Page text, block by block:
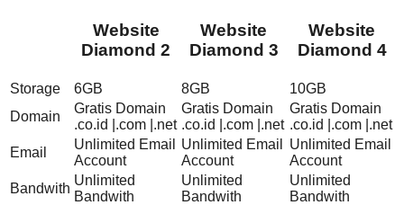
Website
Diamond 2
Website
Diamond 3
Website
Diamond 4
Storage 6GB 8GB
10GB
Domain
Gratis Domain
.co.id |.com |.net
Gratis Domain
.co.id |.com |.net
Gratis Domain
.co.id |.com |.net
Email
Unlimited Email
Account
Unlimited Email
Account
Unlimited Email
Account
Bandwith
Unlimited
Bandwith
Unlimited
Bandwith
Unlimited
Bandwith